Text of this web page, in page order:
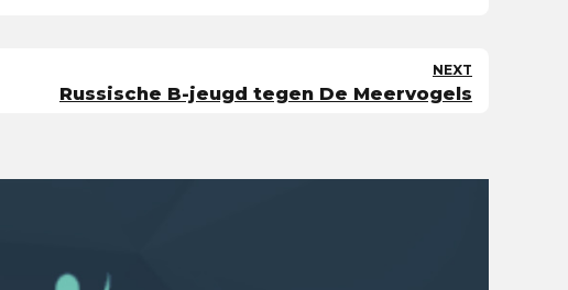
NEXT
Russische B-jeugd tegen De Meervogels